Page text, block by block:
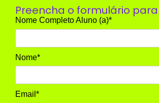
Preencha o formulário
Nome Completo Aluno (a)*
Nome*
Email*